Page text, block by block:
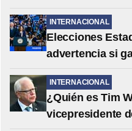
INTERNACIONAL
Elecciones
advertencia si
INTERNACIONAL
¿Quién es Tim
vicepresidente